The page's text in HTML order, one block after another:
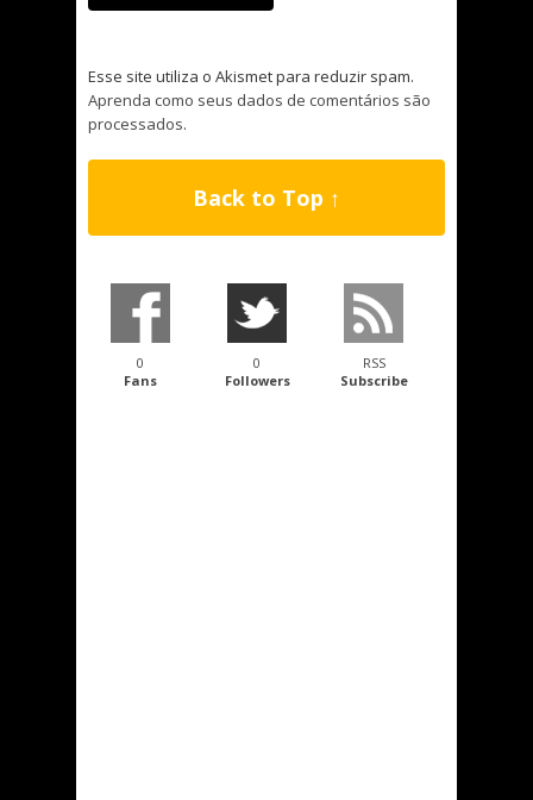
Esse site utiliza o Akismet para reduzir spam.
Aprenda como seus dados de comentários são
processados.
Back to Top ↑
0
Fans
0
Followers
RSS
Subscribe